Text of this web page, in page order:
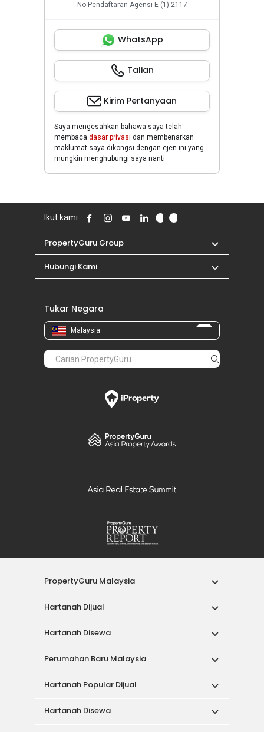
No Pendaftaran Agensi E (1) 2117
WhatsApp
Talian
Kirim Pertanyaan
Saya mengesahkan bahawa saya telah
membaca dasar privasi dan membenarkan
maklumat saya dikongsi dengan ejen ini yang
mungkin menghubungi saya nanti
Ikut kami
PropertyGuru Group
Hubungi Kami
Tukar Negara
Malaysia
PropertyGuru Malaysia
Hartanah Dijual
Hartanah Disewa
Perumahan Baru Malaysia
Hartanah Popular Dijual
Hartanah Disewa